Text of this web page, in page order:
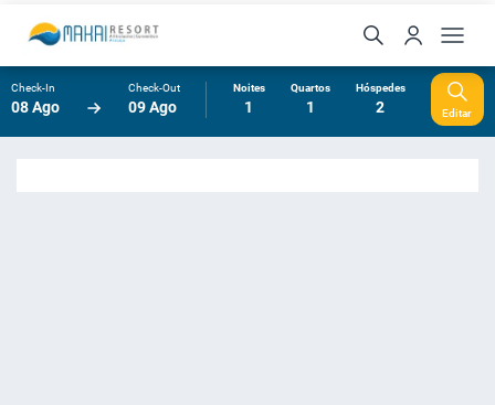
Check-In
08 Ago
Check-Out
09 Ago
Noites
1
Quartos
1
Hóspedes
2 Editar